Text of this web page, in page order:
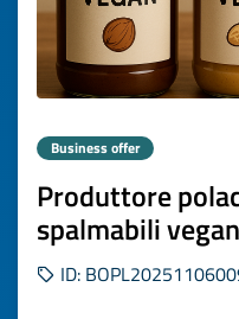
Business offer
Produttore
spalmabili
ID: